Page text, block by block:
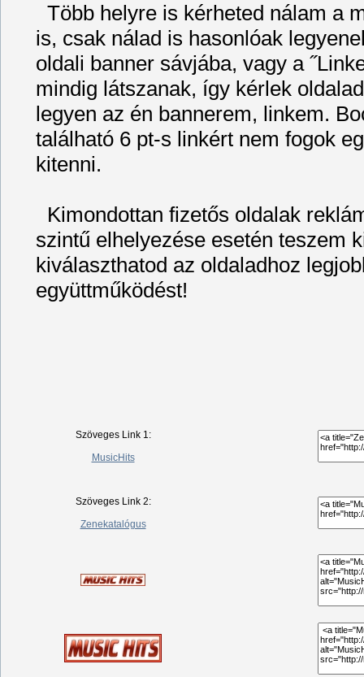
Több helyre is kérheted nálam a
is, csak nálad is hasonlóak
oldali banner sávjába, vagy a
mindig látszanak, így kérlek
legyen az én bannerem, linkem.
található 6 pt-s linkért nem fogok
kitenni.
Kimondottan fizetős oldalak
szintű elhelyezése esetén teszem
kiválaszthatod az oldaladhoz
együttműködést!
Szöveges Link 1:
MusicHits
Szöveges Link 2:
Zenekatalógus